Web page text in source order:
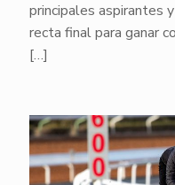
principales aspirantes
recta final para ganar
[…]